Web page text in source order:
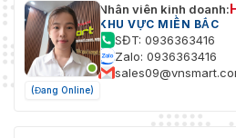
(Đang Online)
Nhân viên kinh doanh:
KHU VỰC MIỀN BẮC
SĐT: 0936363416
Zalo: 0936363416